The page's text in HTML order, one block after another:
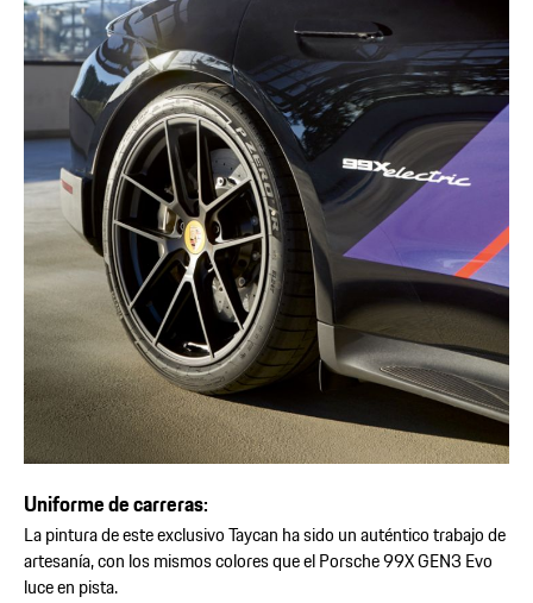
Uniforme de carreras:
La pintura de este exclusivo Taycan ha sido un auténtico trabajo de
artesanía, con los mismos colores que el Porsche 99X GEN3 Evo
luce en pista.